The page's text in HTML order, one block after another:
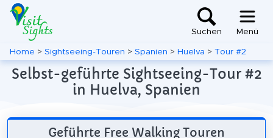
Suchen Menü
Home > Sightseeing-Touren > Spanien > Huelva > Tour #2
Selbst-geführte Sightseeing-Tour #2
in Huelva, Spanien
Geführte Free Walking Touren